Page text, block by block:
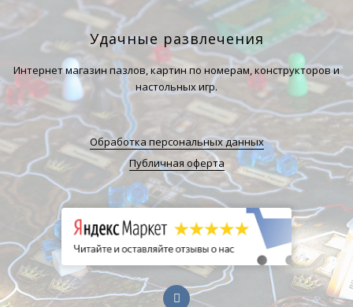
Удачные развлечения
Интернет магазин пазлов, картин по номерам, конструкторов и
настольных игр.
Обработка персональных данных
Публичная оферта